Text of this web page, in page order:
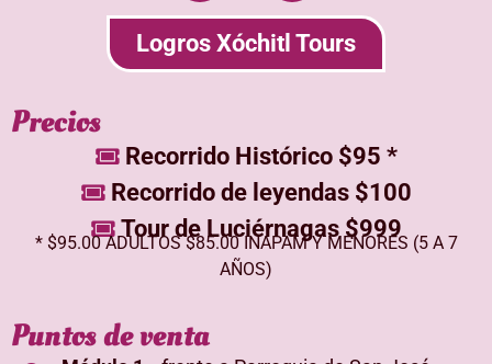
Logros Xóchitl Tours
Precios
Recorrido Histórico $95 *
Recorrido de leyendas $100
Tour de Luciérnagas $999
* $95.00 ADULTOS $85.00 INAPAM Y MENORES (5 A 7
AÑOS)
Puntos de venta